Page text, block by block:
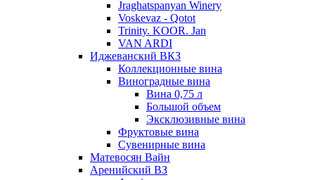
Jraghatspanyan Winery
Voskevaz - Qotot
Trinity. KOOR. Jan
VAN ARDI
Иджеванский ВКЗ
Коллекционные вина
Виноградные вина
Вина 0,75 л
Большой объем
Эксклюзивные вина
Фруктовые вина
Cувенирные вина
Матевосян Вайн
Аренийский ВЗ